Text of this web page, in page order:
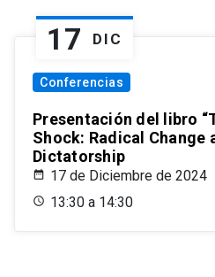
17 DIC
Conferencias
Presentación del libro
Shock: Radical Change
Dictatorship
17 de Diciembre de 2024
13:30 a 14:30